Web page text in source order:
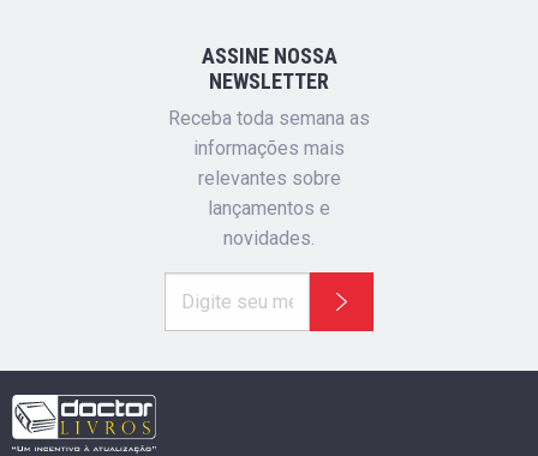
ASSINE NOSSA
NEWSLETTER
Receba toda semana as
informações mais
relevantes sobre
lançamentos e
novidades.